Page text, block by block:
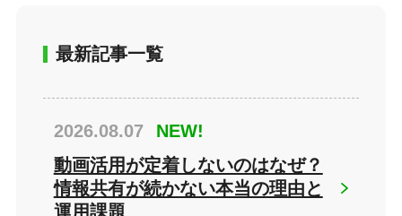
最新記事一覧
2026.08.07
NEW!
動画活用が定着しないのはなぜ？
情報共有が続かない本当の理由と
運用課題